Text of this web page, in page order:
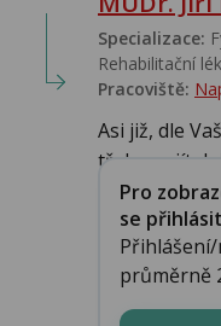
Specializace:
Rehabilitační
Pracoviště:
Asi již, dle
třeba najít
Pro
se
průměrně